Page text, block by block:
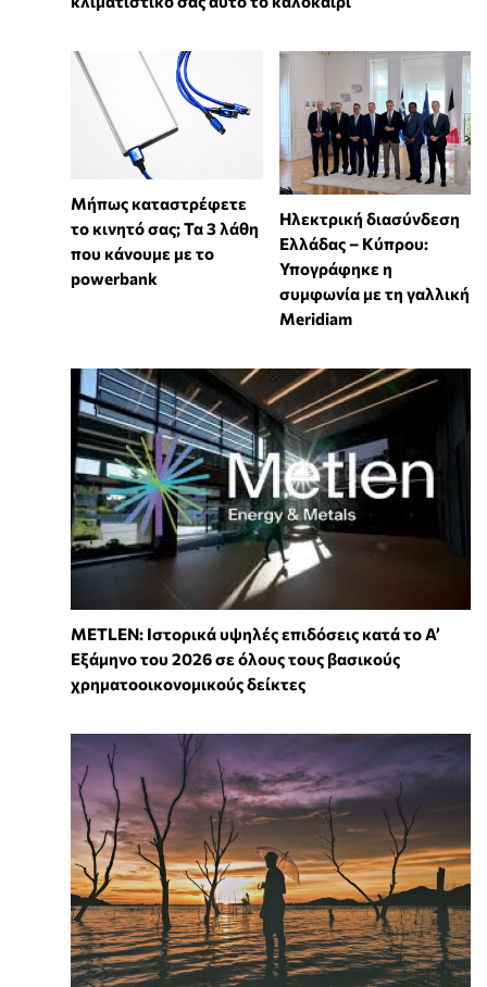
Μήπως καταστρέφετε
το κινητό σας; Τα 3 λάθη
που κάνουμε με το
powerbank
Ηλεκτρική διασύνδεση
Ελλάδας – Κύπρου:
Υπογράφηκε η
συμφωνία με τη γαλλική
Meridiam
METLEN: Ιστορικά υψηλές επιδόσεις κατά το Α’
Εξάμηνο του 2026 σε όλους τους βασικούς
χρηματοοικονομικούς δείκτες